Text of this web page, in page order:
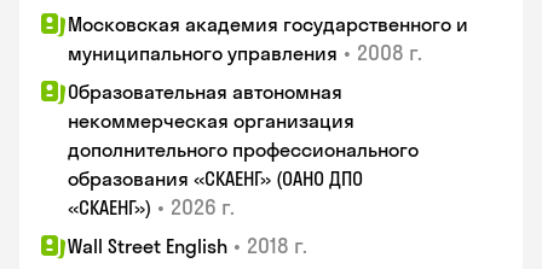
Московская академия государственного и
муниципального управления • 2008 г.
Образовательная автономная
некоммерческая организация
дополнительного профессионального
образования «СКАЕНГ» (ОАНО ДПО
«СКАЕНГ») • 2026 г.
Wall Street English • 2018 г.